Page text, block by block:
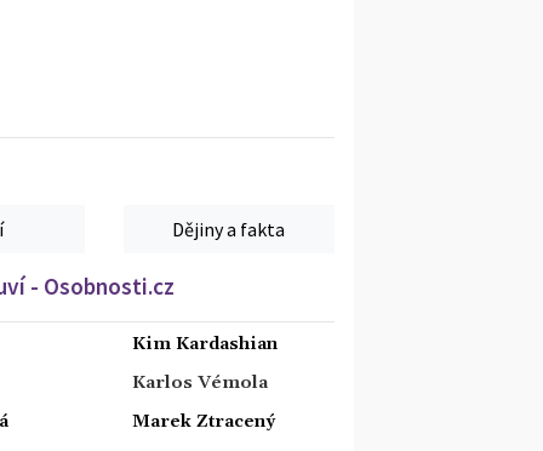
Dějiny a fakta
- Osobnosti.cz
Kim Kardashian
Karlos Vémola
Marek Ztracený